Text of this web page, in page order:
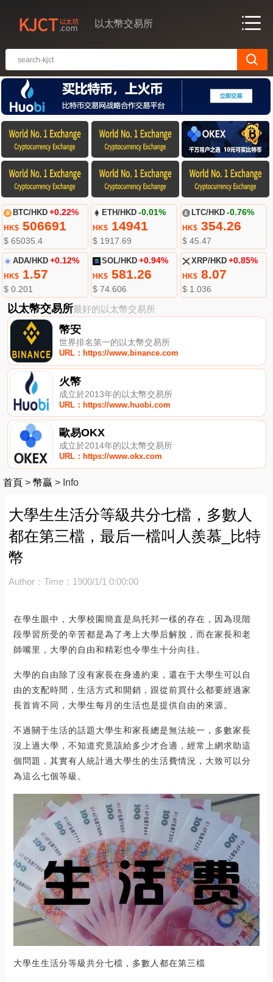
以太幣交易所
BTC/HKD +0.22%
HK$506691
$ 65035.4
ETH/HKD -0.01%
HK$ 14941
$ 1917.69
LTC/HKD -0.76%
HK$354.26
$ 45.47
ADA/HKD +0.12%
HK$1.57
$ 0.201
SOL/HKD +0.94%
HK$ 581.26
$ 74.606
XRP/HKD +0.85%
HK$8.07
$ 1.036
以太幣交易所最好的以太幣交易所
幣安
世界排名第一的以太幣交易所
URL：https://www.binance.com
火幣
成立於2013年的以太幣交易所
URL：https://www.huobi.com
歐易OKX
成立於2014年的以太幣交易所
URL：https://www.okx.com
首頁 > 幣贏 > Info
大學生生活分等級共分七檔，多數人
都在第三檔，最后一檔叫人羨慕_比特
幣
Author： Time：1900/1/1 0:00:00
在學生眼中，大學校園簡直是烏托邦一樣的存在，因為現階
段學習所受的辛苦都是為了考上大學后解脫，而在家長和老
師嘴里，大學的自由和精彩也令學生十分向往。
大學的自由除了沒有家長在身邊約束，還在于大學生可以自
由的支配時間，生活方式和開銷，跟從前買什么都要經過家
長首肯不同，大學生每月的生活也是提供自由的來源。
不過關于生活的話題大學生和家長總是無法統一，多數家長
沒上過大學，不知道究竟該給多少才合適，經常上網求助這
個問題，其實有人統計過大學生的生活費情況，大致可以分
為這么七個等級。
大學生生活分等級共分七檔，多數人都在第三檔